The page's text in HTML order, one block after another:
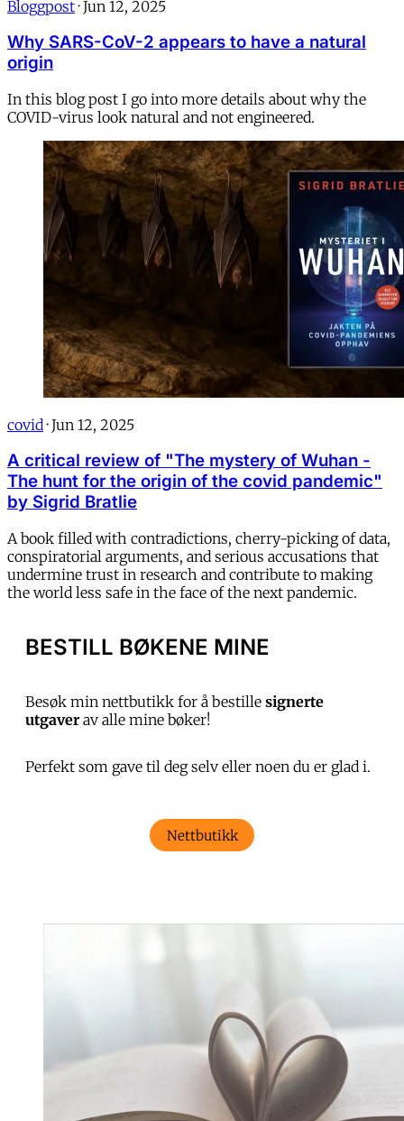
Bloggpost · Jun 12, 2025
Why SARS-CoV-2 appears to have a natural
origin
In this blog post I go into more details about why the
COVID-virus look natural and not engineered.
covid · Jun 12, 2025
A critical review of "The mystery of Wuhan -
The hunt for the origin of the covid pandemic"
by Sigrid Bratlie
A book filled with contradictions, cherry-picking of data,
conspiratorial arguments, and serious accusations that
undermine trust in research and contribute to making
the world less safe in the face of the next pandemic.
BESTILL BØKENE MINE
Besøk min nettbutikk for å bestille signerte
utgaverav alle mine bøker!
Perfekt som gave til deg selv eller noen du er glad i.
Nettbutikk